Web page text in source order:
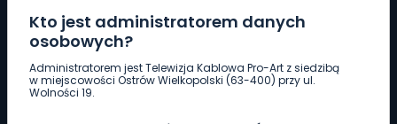
Kto jest administratorem danych
osobowych?
Administratorem jest Telewizja Kablowa Pro-Art z siedzibą
w miejscowości Ostrów Wielkopolski (63-400) przy ul.
Wolności 19.
Pobierz logotyp